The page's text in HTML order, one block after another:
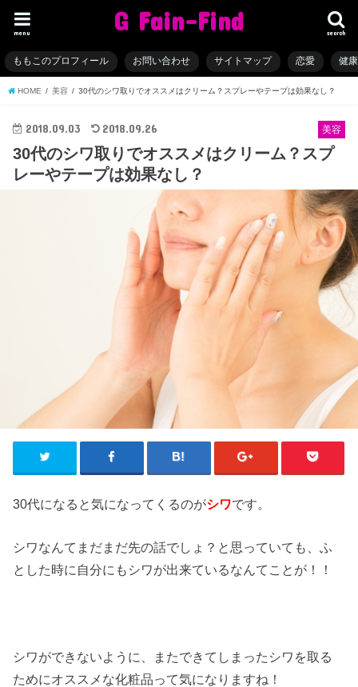
G Fain-Find search
menu
ももこのプロフィール お問い合わせ サイトマップ 恋愛 健康
HOME 美容 30代のシワ取りでオススメはクリーム？スプレーやテープは効果なし？
美容
2018.09.03 2018.09.26
30代のシワ取りでオススメはクリーム？スプ
レーやテープは効果なし？
30代になると気になってくるのがシワです。
シワなんてまだまだ先の話でしょ？と思っていても、ふ
とした時に自分にもシワが出来ているなんてことが！！
シワができないように、またできてしまったシワを取る
ためにオススメな化粧品って気になりますね！